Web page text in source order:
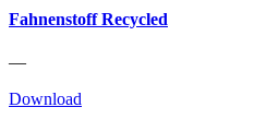
Fahnenstoff Recycled
—
Download